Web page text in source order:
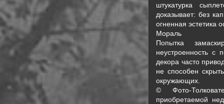
штукатурка
доказывает: без
огненная эстетика
Мораль
Попытка
неустроенность
декора часто
не способен
окружающих.
© Фото-
приобретаемой